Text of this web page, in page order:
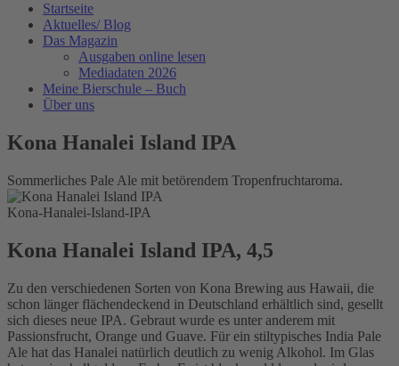
Startseite
Aktuelles/ Blog
Das Magazin
Ausgaben online lesen
Mediadaten 2026
Meine Bierschule – Buch
Über uns
Kona Hanalei Island IPA
Sommerliches Pale Ale mit betörendem Tropenfruchtaroma.
Kona-Hanalei-Island-IPA
Kona Hanalei Island IPA, 4,5
Zu den verschiedenen Sorten von Kona Brewing aus Hawaii, die
schon länger flächendeckend in Deutschland erhältlich sind, gesellt
sich dieses neue IPA. Gebraut wurde es unter anderem mit
Passionsfrucht, Orange und Guave. Für ein stiltypisches India Pale
Ale hat das Hanalei natürlich deutlich zu wenig Alkohol. Im Glas